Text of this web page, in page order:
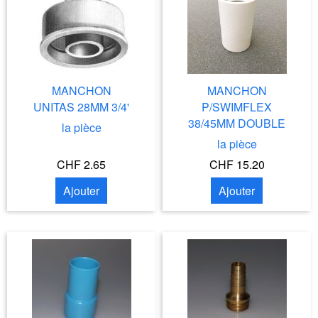
MANCHON
UNITAS 28MM 3/4'
la pièce
CHF 2.65
Ajouter
MANCHON
P/SWIMFLEX
38/45MM DOUBLE
la pièce
CHF 15.20
Ajouter